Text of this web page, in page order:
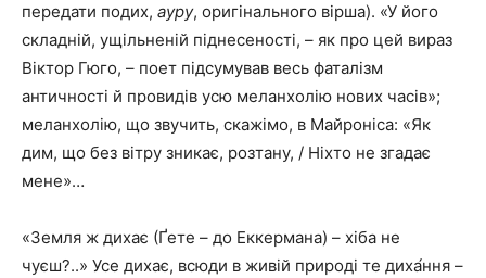
передати подих, ауру, оригінального вірша). «У його
складній, ущільненій піднесеності, – як про цей вираз
Віктор Гюго, – поет підсумував весь фаталізм
античності й провидів усю меланхолію нових часів»;
меланхолію, що звучить, скажімо, в Майроніса: «Як
дим, що без вітру зникає, розтану, / Ніхто не згадає
мене»…
«Земля ж дихає (Ґете – до Еккермана) – хіба не
чуєш?..» Усе дихає, всюди в живій природі те диха́ння –